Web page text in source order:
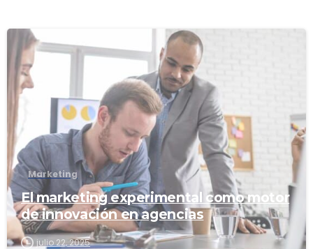
Marketing
El marketing experimental como motor
de innovación en agencias
julio 22, 2025